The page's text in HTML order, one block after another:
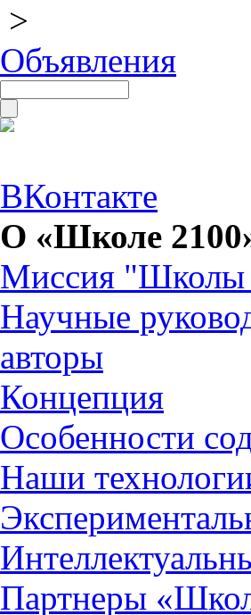
>
Объявления
ВКонтакте
О «Школе
Миссия "Школы
Научные
авторы
Концепция
Особенности
Наши
Партнеры